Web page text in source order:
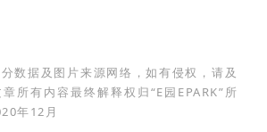
数据及图片来源网络，如有侵权，请及
所有内容最终解释权归“E园EPARK”所
年12月